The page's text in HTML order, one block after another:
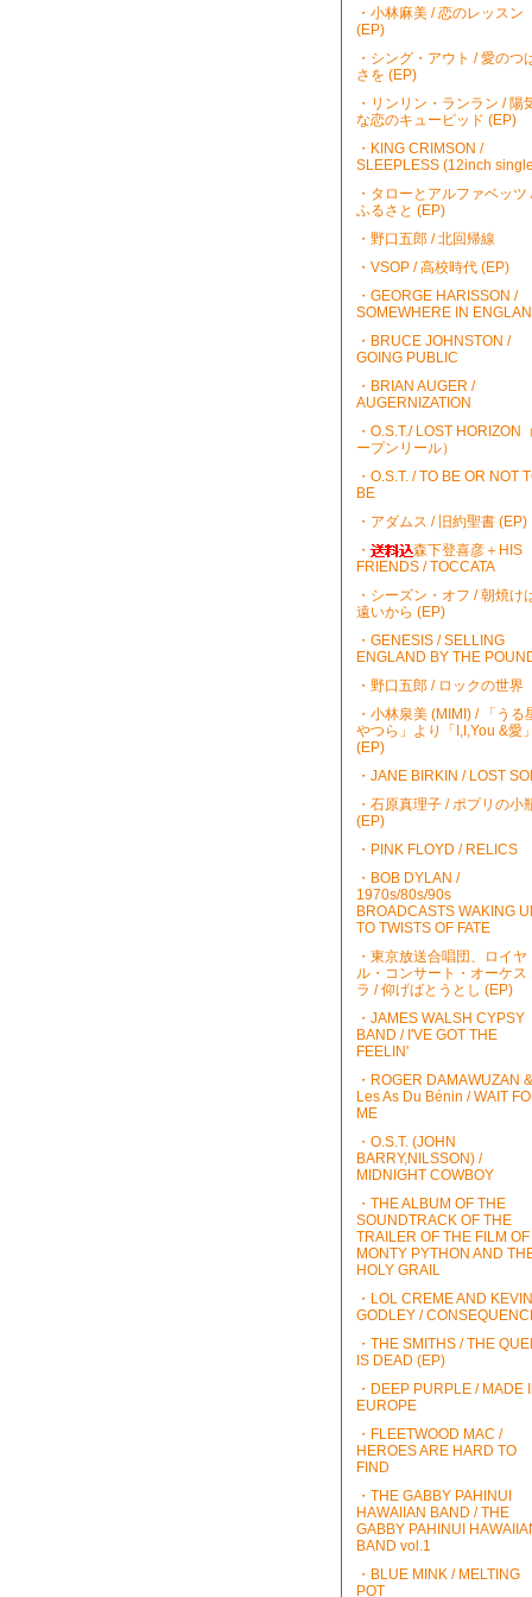
・小林麻美 / 恋のレッスン
(EP)
・シング・アウト / 愛のつ
さを (EP)
・リンリン・ランラン / 陽
な恋のキューピッド (EP)
・KING CRIMSON /
SLEEPLESS (12inch
・タローとアルファベッツ
ふるさと (EP)
・野口五郎 / 北回帰線
・VSOP / 高校時代 (EP)
・GEORGE HARISSON /
SOMEWHERE IN
・BRUCE JOHNSTON /
GOING PUBLIC
・BRIAN AUGER /
AUGERNIZATION
・O.S.T./ LOST HORIZON
ープンリール）
・O.S.T. / TO BE OR NOT
BE
・アダムス / 旧約聖書 (EP)
・
森下登喜彦＋HIS
FRIENDS / TOCCATA
・シーズン・オフ / 朝焼け
遠いから (EP)
・GENESIS / SELLING
ENGLAND BY THE
・野口五郎 / ロックの世界
・小林泉美 (MIMI) / 「うる
やつら」より「I,I,You &愛」
(EP)
・JANE BIRKIN / LOST
・石原真理子 / ポプリの小
(EP)
・PINK FLOYD / RELICS
・BOB DYLAN /
1970s/80s/90s
BROADCASTS WAKING
TO TWISTS OF FATE
・東京放送合唱団、ロイヤ
ル・コンサート・オーケス
ラ / 仰げばとうとし (EP)
・JAMES WALSH CYPSY
BAND / I'VE GOT THE
FEELIN'
・ROGER DAMAWUZAN &
Les As Du Bénin / WAIT
ME
・O.S.T. (JOHN
BARRY,NILSSON) /
MIDNIGHT COWBOY
・THE ALBUM OF THE
SOUNDTRACK OF THE
TRAILER OF THE FILM OF
MONTY PYTHON AND
HOLY GRAIL
・LOL CREME AND KEVIN
GODLEY /
・THE SMITHS / THE
IS DEAD (EP)
・DEEP PURPLE / MADE
EUROPE
・FLEETWOOD MAC /
HEROES ARE HARD TO
FIND
・THE GABBY PAHINUI
HAWAIIAN BAND / THE
GABBY PAHINUI
BAND vol.1
・BLUE MINK / MELTING
POT